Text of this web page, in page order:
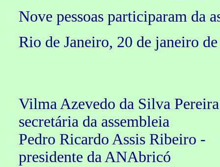
Nove pessoas participaram da
Rio de Janeiro, 20 de janeiro
Vilma Azevedo da Silva Pereira
secretária da assembleia
Pedro Ricardo Assis Ribeiro -
presidente da ANAbricó